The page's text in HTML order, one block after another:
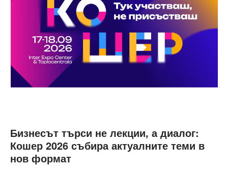
Бизнесът търси не лекции, а диалог:
Кошер 2026 събира актуалните теми в
нов формат